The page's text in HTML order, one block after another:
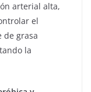
arterial alta,
el
de grasa
la